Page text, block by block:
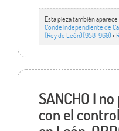
Esta pieza también aparece
Conde independiente de
(Rey de León)(958-960)•
SANCHO I
con el